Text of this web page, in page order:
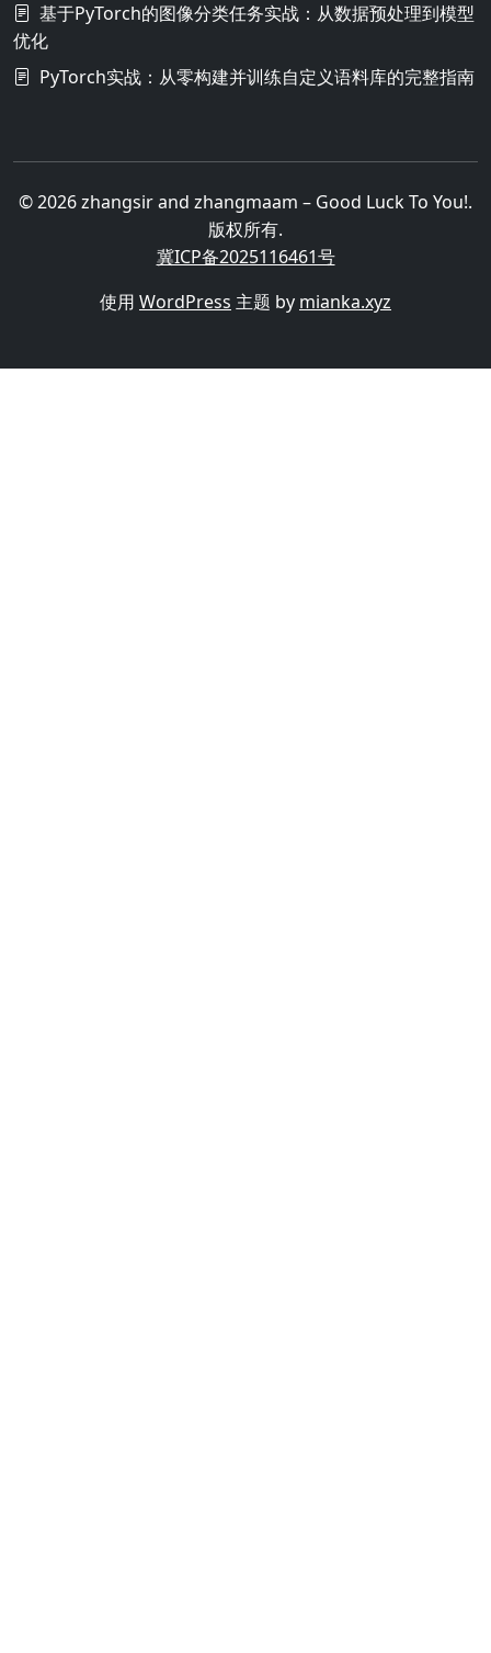
基于PyTorch的图像分类任务实战：从数据预处理到模型
优化
PyTorch实战：从零构建并训练自定义语料库的完整指南
© 2026 zhangsir and zhangmaam – Good Luck To You!.
版权所有.
冀ICP备2025116461号
使用 WordPress 主题 by mianka.xyz